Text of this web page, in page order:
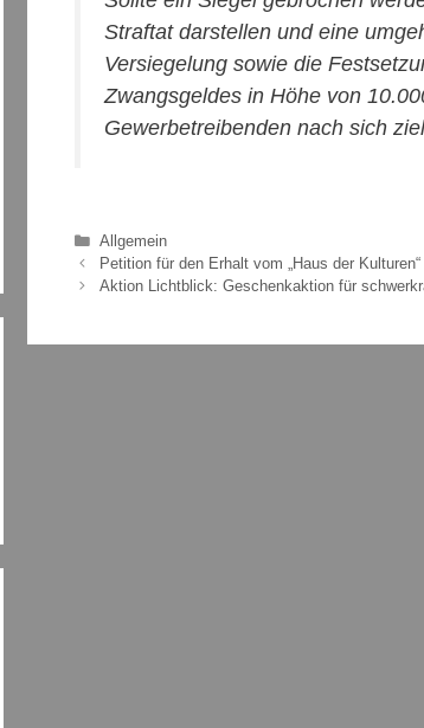
Straftat darstellen und eine
Versiegelung sowie die
Zwangsgeldes in Höhe von
Gewerbetreibenden nach sich
Kategorien
Allgemein
Petition für den Erhalt vom „Haus der Kulturen“
Aktion Lichtblick: Geschenkaktion für